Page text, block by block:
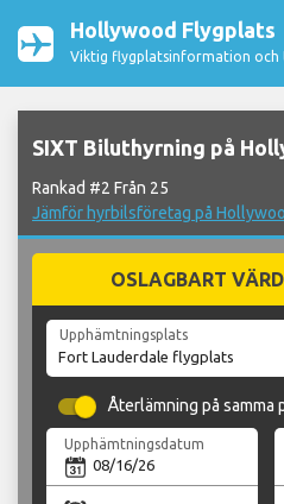
Hollywood Flygplats
Viktig flygplatsinformation och
SIXT Biluthyrning på
Rankad #2 Från 25
Jämför hyrbilsföretag på
OSLAGBART
Upphämtningsplats
Återlämning på samma
Upphämtningsdatum